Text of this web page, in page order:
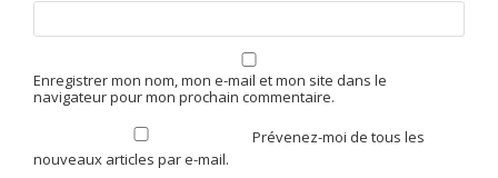
Enregistrer mon nom, mon e-mail et mon site dans le
navigateur pour mon prochain commentaire.
Prévenez-moi de tous les
nouveaux articles par e-mail.